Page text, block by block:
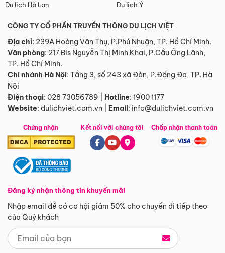
Du lịch Hà Lan
Du lịch Ý
CÔNG TY CỔ PHẦN TRUYỀN THÔNG DU LỊCH VIỆT
Địa chỉ: 239A Hoàng Văn Thụ, P.Phú Nhuận, TP. Hồ Chí Minh.
Văn phòng: 217 Bis Nguyễn Thị Minh Khai, P.Cầu Ông Lãnh,
TP. Hồ Chí Minh.
Chi nhánh Hà Nội: Tầng 3, số 243 xã Đàn, P.Đống Đa, TP. Hà
Nội
Điện thoại: 028 73056789 Hotline: 1900 1177
Website: dulichviet.com.vn Email: info@dulichviet.com.vn
Chứng nhận
Đăng ký nhận thông tin khuyến mãi
Nhập email để có cơ hội giảm 50% cho chuyến đi tiếp theo
của Quý khách
Kết nối với chúng tôi Chấp nhận thanh toán